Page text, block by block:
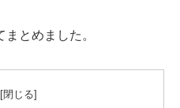
とめました。